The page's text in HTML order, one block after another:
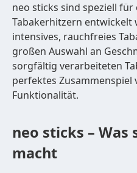
neo sticks sind speziell
Tabakerhitzern entwickelt
intensives, rauchfreies
großen Auswahl an
sorgfältig verarbeiteten
perfektes Zusammenspiel
Funktionalität.
neo sticks – Was
macht